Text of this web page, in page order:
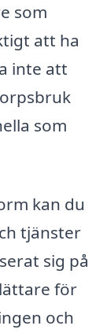
som
att ha
inte att
som
kan du
tjänster
sig på
för
och